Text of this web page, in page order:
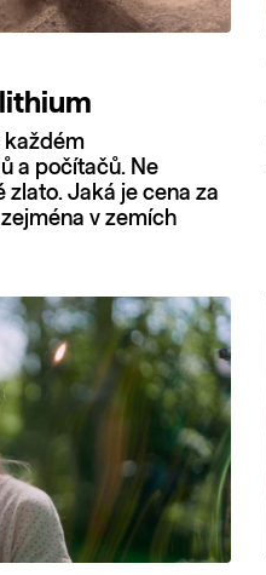
lithium
každém
a počítačů. Ne
zlato. Jaká je cena za
v zemích